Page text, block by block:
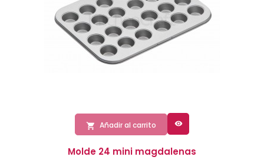
 Añadir al carrito 
Molde 24 mini magdalenas